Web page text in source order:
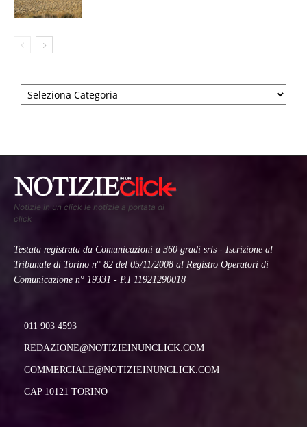
Categorie
Notizie in un click le notizie a portata di
click
Testata registrata da Comunicazioni a 360 gradi srls - Iscrizione al
Tribunale di Torino n° 82 del 05/11/2008 al Registro Operatori di
Comunicazione n° 19331 - P.I 11921290018
011 903 4593
REDAZIONE@NOTIZIEINUNCLICK.COM
COMMERCIALE@NOTIZIEINUNCLICK.COM
CAP 10121 TORINO